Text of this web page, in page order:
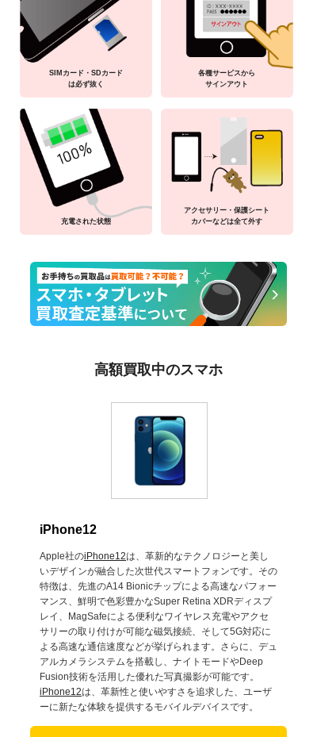
SIMカード・SDカード
は必ず抜く
各種サービスから
サインアウト
充電された状態
アクセサリー・保護シート
カバーなどは全て外す
高額買取中のスマホ
iPhone12
Apple社のiPhone12は、革新的なテクノロジーと美し
いデザインが融合した次世代スマートフォンです。その
特徴は、先進のA14 Bionicチップによる高速なパフォー
マンス、鮮明で色彩豊かなSuper Retina XDRディスプ
レイ、MagSafeによる便利なワイヤレス充電やアクセ
サリーの取り付けが可能な磁気接続、そして5G対応に
よる高速な通信速度などが挙げられます。さらに、デュ
アルカメラシステムを搭載し、ナイトモードやDeep
Fusion技術を活用した優れた写真撮影が可能です。
iPhone12は、革新性と使いやすさを追求した、ユーザ
ーに新たな体験を提供するモバイルデバイスです。